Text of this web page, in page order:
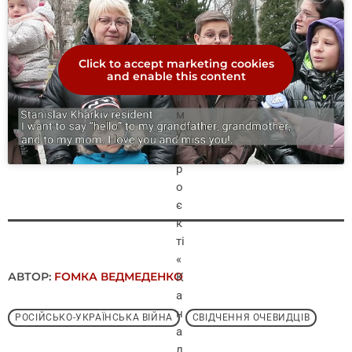
п
і
л
ь
н
о
м
у
п
р
о
є
к
ті
«
К
а
н
а
Click to accept marketing cookies
and enable this content
АВТОР: FОMКА ВЕДМЕДЕНКО
РОСІЙСЬКО-УКРАЇНСЬКА ВІЙНА СВІДЧЕННЯ ОЧЕВИДЦІВ